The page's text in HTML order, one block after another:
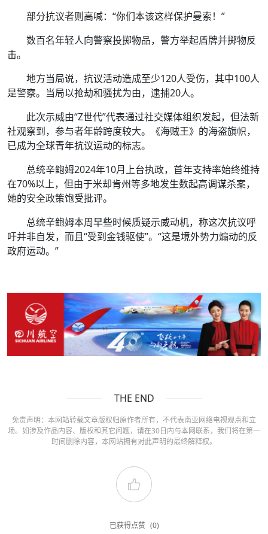
部分抗议者则高喊：“你们本该这样保护曼索！”
数百名年轻人向警察投掷物品，警方举起盾牌并掷物反
击。
地方当局说，抗议活动造成至少120人受伤，其中100人
是警察。当局以抢劫和骚扰为由，逮捕20人。
此次示威由“Z世代”代表通过社交媒体组织发起，但法新
社观察到，参与者年龄跨度较大。《海贼王》的海盗旗帜，
已成为全球青年抗议运动的标志。
总统辛鲍姆2024年10月上台执政，首年支持率始终维持
在70%以上，但由于米却肯州等多地发生数起高调谋杀案，
她的安全政策饱受批评。
总统辛鲍姆本周早些时候质疑示威动机，称这次抗议呼
吁并非自发，而且“受到金钱驱使”。“这是境外势力煽动的反
政府运动。”
THE END
免责声明：本网站转载文章版权归原作者所有，不代表南亚网络电视观点和立
场。如涉及作品内容、版权和其它问题，请在30日内与本网联系，我们将在第一
时间删除内容，本网站拥有对此声明的最终解释权。
已获得点赞 (0)